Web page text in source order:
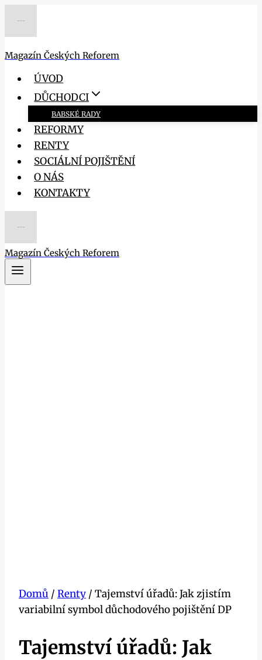
Magazín Českých Reforem
ÚVOD
DŮCHODCI
BABSKÉ RADY
REFORMY
RENTY
SOCIÁLNÍ POJIŠTĚNÍ
O NÁS
KONTAKTY
Magazín Českých Reforem
Domů / Renty / Tajemství úřadů: Jak zjistím
variabilní symbol důchodového pojištění DP
Tajemství úřadů: Jak